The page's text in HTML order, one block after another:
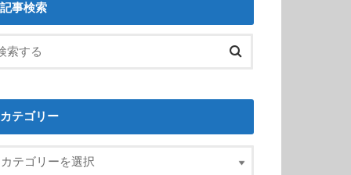
記事検索
カテゴリー